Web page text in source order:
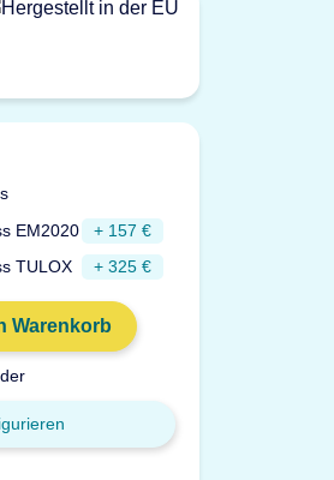
EM2020
+ 157 €
TULOX
+ 325 €
Warenkorb